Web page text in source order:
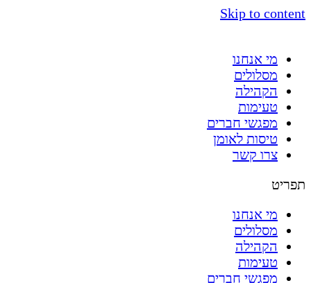
Skip to content
מי אנחנו
מסלולים
הקהילה
טעימות
מפגשי חברים
טיסות לאומן
צרו קשר
תפריט
מי אנחנו
מסלולים
הקהילה
טעימות
מפגשי חברים